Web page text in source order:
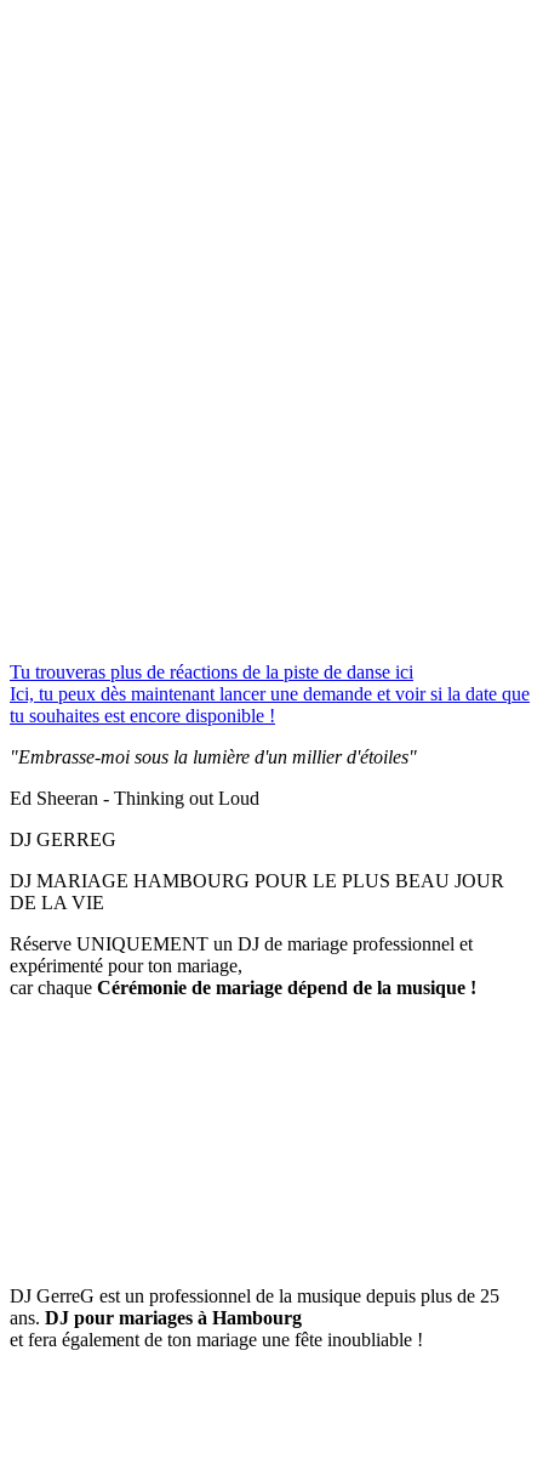
Tu trouveras plus de réactions de la piste de danse ici
Ici, tu peux dès maintenant lancer une demande et voir si la date que
tu souhaites est encore disponible !
"Embrasse-moi sous la lumière d'un millier d'étoiles"
Ed Sheeran - Thinking out Loud
DJ GERREG
DJ MARIAGE HAMBOURG POUR LE PLUS BEAU JOUR
DE LA VIE
Réserve UNIQUEMENT un DJ de mariage professionnel et
expérimenté pour ton mariage,
car chaque Cérémonie de mariage dépend de la musique !
DJ GerreG est un professionnel de la musique depuis plus de 25
ans. DJ pour mariages à Hambourg
et fera également de ton mariage une fête inoubliable !